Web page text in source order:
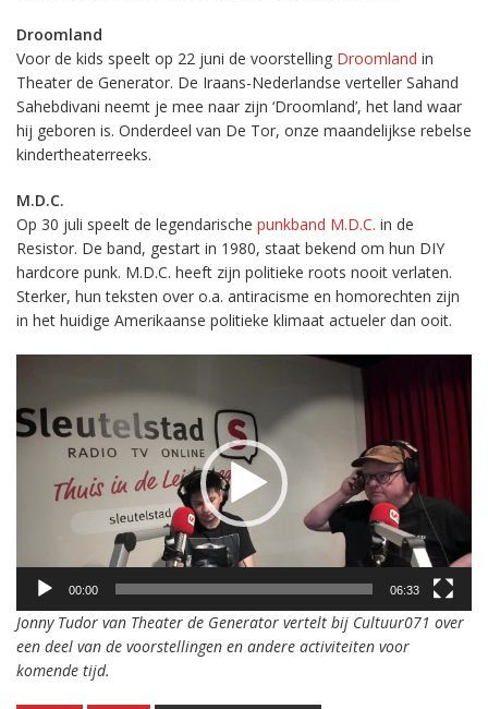
Droomland
Voor de kids speelt op 22 juni de voorstelling Droomland in
Theater de Generator. De Iraans-Nederlandse verteller Sahand
Sahebdivani neemt je mee naar zijn ‘Droomland’, het land waar
hij geboren is. Onderdeel van De Tor, onze maandelijkse rebelse
kindertheaterreeks.
M.D.C.
Op 30 juli speelt de legendarische punkband M.D.C. in de
Resistor. De band, gestart in 1980, staat bekend om hun DIY
hardcore punk. M.D.C. heeft zijn politieke roots nooit verlaten.
Sterker, hun teksten over o.a. antiracisme en homorechten zijn
in het huidige Amerikaanse politieke klimaat actueler dan ooit.
00:00 06:33
Jonny Tudor van Theater de Generator vertelt bij Cultuur071 over
een deel van de voorstellingen en andere activiteiten voor
komende tijd.